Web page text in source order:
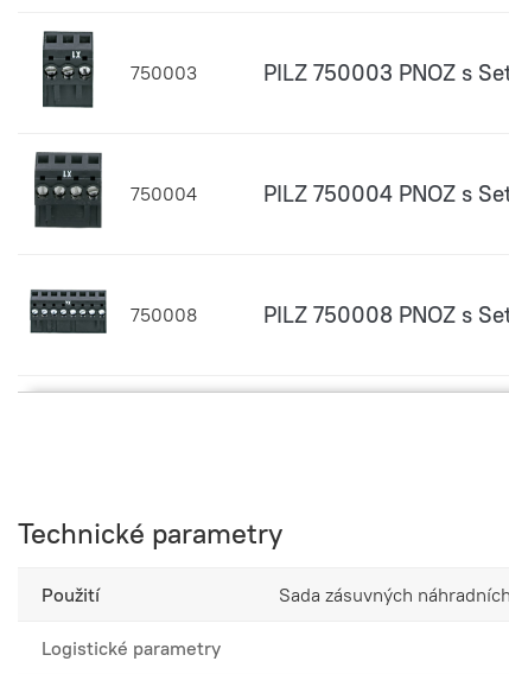
750003 PILZ 750003 PNOZ s
750004 PILZ 750004 PNOZ s
750008 PILZ 750008 PNOZ s
750012 PILZ 750012 PNOZ s
Technické parametry
Použití Sada zásuvných
Logistické parametry